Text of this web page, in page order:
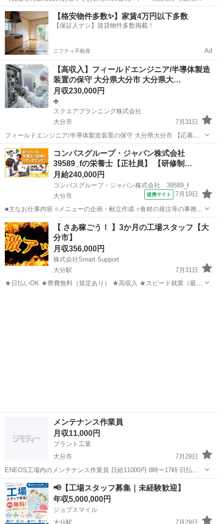
になれる？」 「すぐに働ける仕事が知りたい！」 「長期安定の職場で
働きたい！」 ⇒ そんなアナタにピッタリの正社員求人をご紹介！ ...
大分 大分市 工場 未経験
【格安物件多数✨】家賃4万円以下多数
【保証人ナシ】賃貸物件多数掲載！
ニフティ不動産 Ad
【高収入】フィールドエンジニア/半導体製造
装置の保守 大分県大分市 大分県大…
月収230,000円
スクエアプランニング株式会社
大分市
7月31日
フィールドエンジニア/半導体製造装置の保守 大分県大分市 【応募先
企業名】スクエアプランニング株式会社 【雇用形態】正社員【人材紹
介】 【職種】整備士等の整備関連 【応募資格】 ・年齢要件: ～ 60歳
・日本語ネイティ...
大分 大分市 その他
コンパスグループ・ジャパン株式会社
39589_fの栄養士【正社員】 【研修制…
月給240,000円
コンパスグループ・ジャパン株式会社 39589_f
大分市
提携サイト 7月19日
■主なお仕事内容 ○メニューの企画・献立作成 ○食材の発注等の事務作
業 ○調理補助 等 入社後の主な流れ ・入社後は店長と一緒に店舗全
体の把握をしながら業務を覚えて頂きます。 ↓ ・お仕事が慣れてきた
ら、献立・メニューの...
大分 大分市 栄養士
【 さあ稼ごう！ 】3か月の工場スタッフ【大
分市】
月収356,000円
株式会社Smart Support
大分駅
7月31日
★日払いOK ★寮費無料（規定あり） ★高収入 ★スピード就業（最短
メンテナンス作業員
月収11,000円
プラント工業
大分市
7月29日
ENEOS工場内のメンテナンス作業員 日給11000円 8時ー17時 日払い
可 未経験可 通勤手当、残業代 暑い夏を一緒に乗り越えましょう！
大分 大分市 メンテナンス
📢【工場スタッフ募集｜未経験歓迎】
年収5,000,000円
ジョブスマイル
大分駅
7月29日